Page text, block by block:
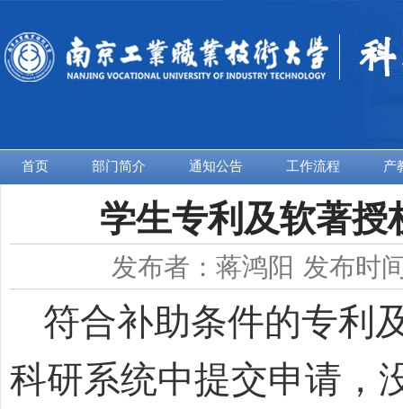
首页 部门简介 通知公告 工作流程 产
学生专利及软著授
发布者：蒋鸿阳 发布时
符合补助条件的专利
科研系统中提交申请，